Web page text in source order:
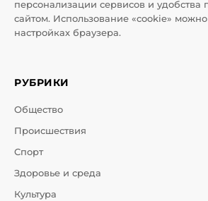
персонализации сервисов и удобства
сайтом. Использование «cookie» можно
настройках браузера.
РУБРИКИ
Общество
Происшествия
Спорт
Здоровье и среда
Культура